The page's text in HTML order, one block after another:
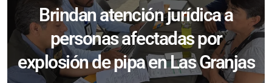
Brindan atención jurídica a
personas afectadas por
explosión de pipa en Las Granjas